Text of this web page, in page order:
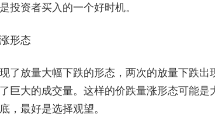
投资者买入的一个好时机。
形态
放量大幅下跌的形态，两次的放量下跌出
巨大的成交量。这样的价跌量涨形态可能
，最好是选择观望。